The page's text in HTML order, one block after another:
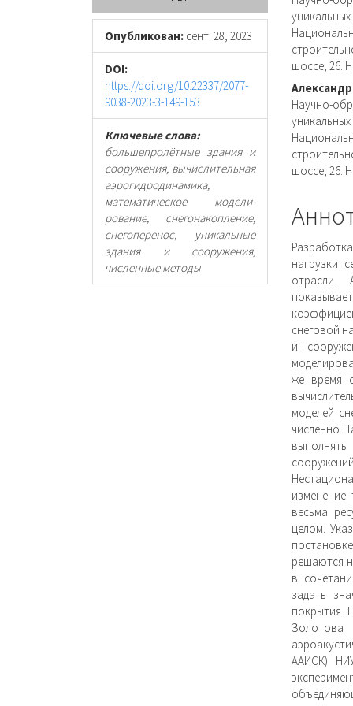
панель
статьи
Опубликован: сент. 28, 2023
DOI:
https://doi.org/10.22337/2077-
9038-2023-3-149-153
Ключевые слова:
большепролётные здания и
сооружения, вычислительная
аэрогидродинамика,
математическое модели-
рование, снегонакопление,
снегоперенос, уникальные
здания и сооружения,
численные методы
шоссе, 26.
Научно-
шоссе, 26.
нагрузки
отрасли.
снеговой
и
же время
моделей
численно.
весьма
целом.
решаются
в
задать
покрытия.
ААИСК)